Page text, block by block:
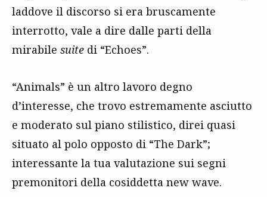
laddove il discorso si era bruscamente
interrotto, vale a dire dalle parti della
mirabile suite di “Echoes”.
“Animals” è un altro lavoro degno
d’interesse, che trovo estremamente asciutto
e moderato sul piano stilistico, direi quasi
situato al polo opposto di “The Dark”;
interessante la tua valutazione sui segni
premonitori della cosiddetta new wave.